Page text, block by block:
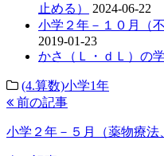
止める）
2024-06-22
小学２年－１０月（
2019-01-23
かさ（Ｌ・ｄＬ）の
(4.算数)小学1年
前の記事
小学２年－５月（薬物療法